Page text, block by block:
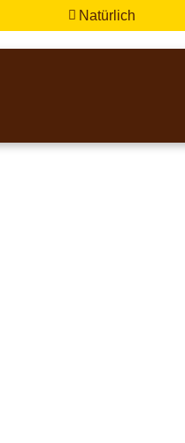
 Natürlich